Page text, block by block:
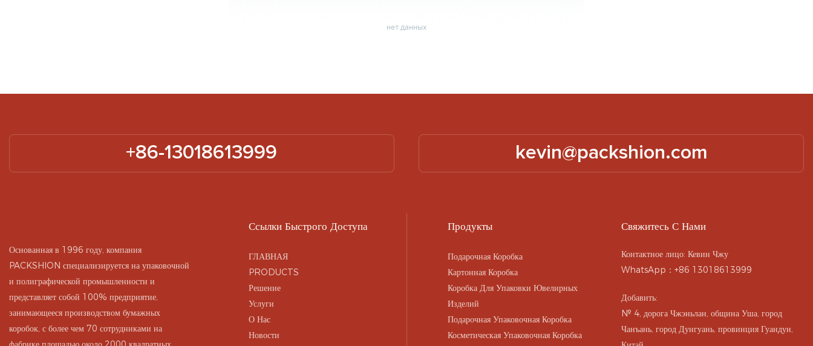
нет данных
+86-13018613999 kevin@packshion.com
Основанная в 1996 году, компания
PACKSHION специализируется на упаковочной
и полиграфической промышленности и
представляет собой 100% предприятие,
занимающееся производством бумажных
коробок, с более чем 70 сотрудниками на
Ссылки Быстрого Доступа
ГЛАВНАЯ
PRODUCTS
Решение
Услуги
О Нас
Новости
Продукты
Подарочная Коробка
Картонная Коробка
Коробка Для Упаковки Ювелирных
Изделий
Подарочная Упаковочная Коробка
Косметическая Упаковочная Коробка
Свяжитесь С Нами
Контактное лицо: Кевин Чжу
WhatsApp：+86 13018613999
Добавить:
№ 4, дорога Чжэньлан, община Уша, город
Чанъань, город Дунгуань, провинция Гуандун,